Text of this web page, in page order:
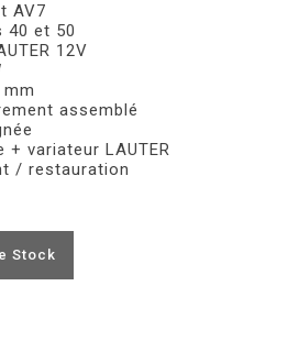
AV7
40 et 50
12V
assemblé
+ variateur LAUTER
/ restauration
Stock